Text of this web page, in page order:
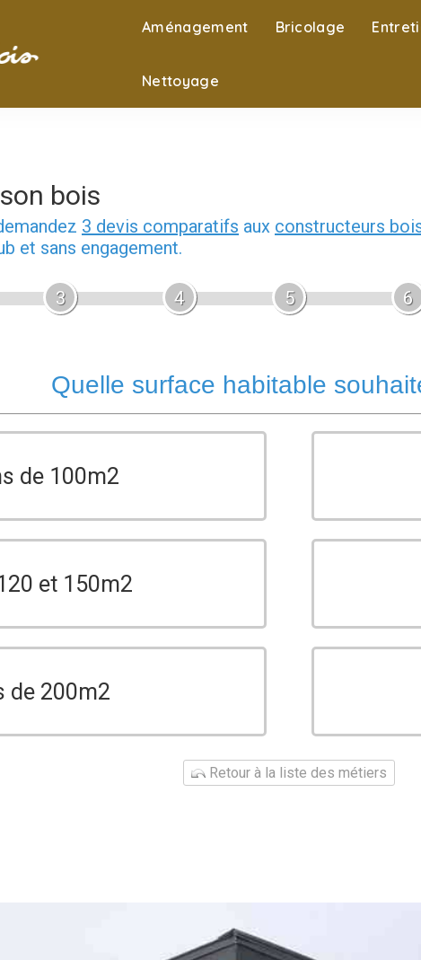
Aménagement Bricolage
Nettoyage
bois
3 devis comparatifs aux constructeurs
et sans engagement.
3 4 5 6
Quelle surface habitable
de 100m2
et 150m2
de 200m2
Retour à la liste des métiers